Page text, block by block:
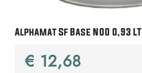
Alphamat Sf Base N00 0,93 LT
€ 12,68